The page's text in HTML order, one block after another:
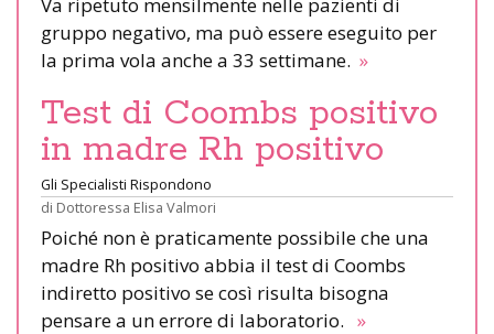
gruppo negativo, ma può essere eseguito per
la prima vola anche a 33 settimane. »
Test di Coombs positivo
in madre Rh positivo
Gli Specialisti Rispondono
di Dottoressa Elisa Valmori
Poiché non è praticamente possibile che una
madre Rh positivo abbia il test di Coombs
indiretto positivo se così risulta bisogna
pensare a un errore di laboratorio. »